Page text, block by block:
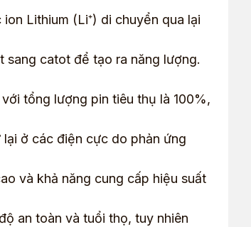
Lithium (Li⁺) di chuyển qua lại
sang catot để tạo ra năng lượng.
tổng lượng pin tiêu thụ là 100%,
lại ở các điện cực do phản ứng
và khả năng cung cấp hiệu suất
an toàn và tuổi thọ, tuy nhiên